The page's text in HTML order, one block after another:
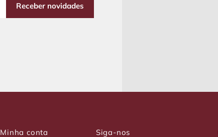
Receber novidades
Minha conta
Siga-nos